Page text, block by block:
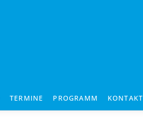
TERMINE PROGRAMM KONTAKT